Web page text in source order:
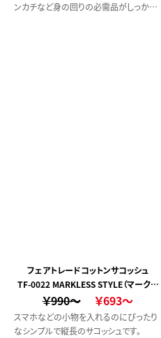
ンカチなど身の回りの必需品がしっかり
フェアトレードコットンサコッシュ
TF-0022 MARKLESS STYLE（マークレ
ススタイル）
￥990～ ￥693～
スマホなどの小物を入れるのにぴったり
なシンプルで縦長のサコッシュです。